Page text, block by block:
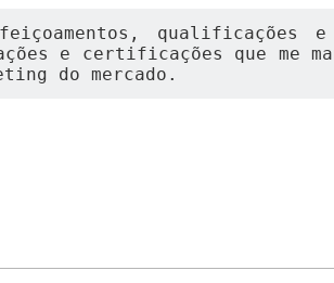
qualificações
e certificações que me
do mercado.